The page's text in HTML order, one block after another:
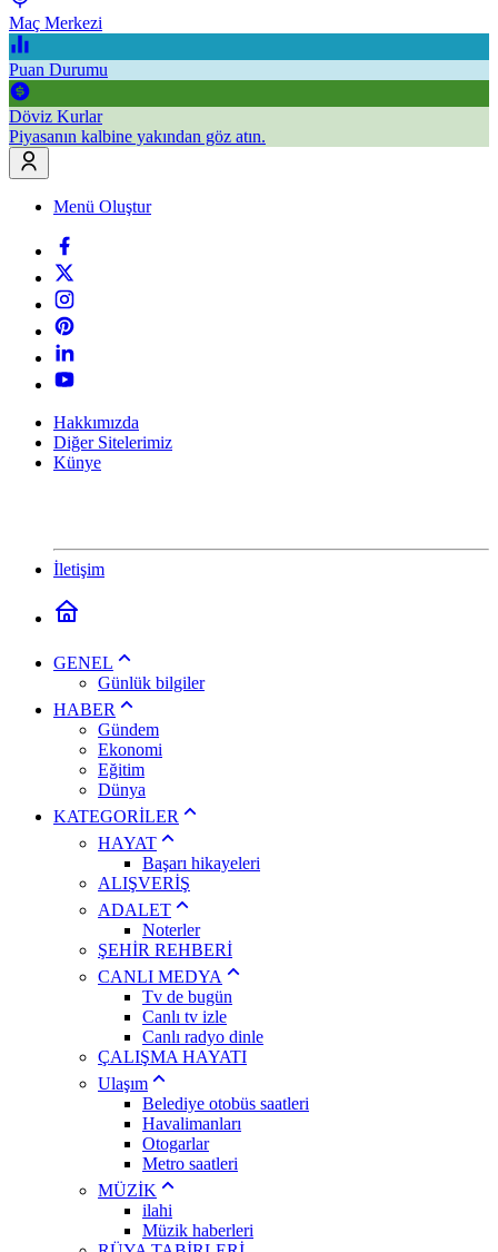
Maç Merkezi
Puan Durumu
Döviz Kurlar
Piyasanın kalbine yakından göz atın.
Menü Oluştur
Hakkımızda
Diğer Sitelerimiz
Künye
İletişim
GENEL
Günlük bilgiler
HABER
Gündem
Ekonomi
Eğitim
Dünya
KATEGORİLER
HAYAT
Başarı hikayeleri
ALIŞVERİŞ
ADALET
Noterler
ŞEHİR REHBERİ
CANLI MEDYA
Tv de bugün
Canlı tv izle
Canlı radyo dinle
ÇALIŞMA HAYATI
Ulaşım
Belediye otobüs saatleri
Havalimanları
Otogarlar
Metro saatleri
MÜZİK
ilahi
Müzik haberleri